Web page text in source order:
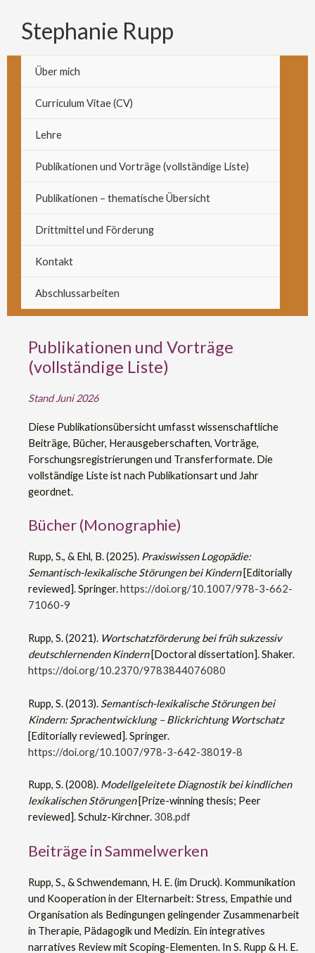
Inhalt
springenStephanie Rupp
Über mich
Curriculum Vitae (CV)
Lehre
Publikationen und Vorträge (vollständige Liste)
Publikationen – thematische Übersicht
Drittmittel und Förderung
Kontakt
Abschlussarbeiten
Publikationen und Vorträge
(vollständige Liste)
Stand Juni 2026
Diese Publikationsübersicht umfasst wissenschaftliche
Beiträge, Bücher, Herausgeberschaften, Vorträge,
Forschungsregistrierungen und Transferformate. Die
vollständige Liste ist nach Publikationsart und Jahr
geordnet.
Bücher (Monographie)
Rupp, S., & Ehl, B. (2025). Praxiswissen Logopädie:
Semantisch-lexikalische Störungen bei Kindern[Editorially
reviewed]. Springer.https://doi.org/10.1007/978-3-662-
71060-9
Rupp, S. (2021). Wortschatzförderung bei früh sukzessiv
deutschlernenden Kindern[Doctoral dissertation]. Shaker.
https://doi.org/10.2370/9783844076080
Rupp, S. (2013). Semantisch-lexikalische Störungen bei
Kindern: Sprachentwicklung – Blickrichtung Wortschatz
[Editorially reviewed]. Springer.
https://doi.org/10.1007/978-3-642-38019-8
Rupp, S. (2008). Modellgeleitete Diagnostik bei kindlichen
lexikalischen Störungen[Prize-winning thesis; Peer
reviewed]. Schulz-Kirchner. 308.pdf
Beiträge in Sammelwerken
Rupp, S., & Schwendemann, H. E. (im Druck). Kommunikation
und Kooperation in der Elternarbeit: Stress, Empathie und
Organisation als Bedingungen gelingender Zusammenarbeit
in Therapie, Pädagogik und Medizin. Ein integratives
narratives Review mit Scoping-Elementen. In S. Rupp & H. E.